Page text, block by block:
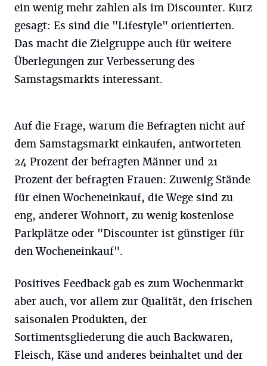
ein wenig mehr zahlen als im Discounter. Kurz
gesagt: Es sind die "Lifestyle" orientierten.
Das macht die Zielgruppe auch für weitere
Überlegungen zur Verbesserung des
Samstagsmarkts interessant.
Auf die Frage, warum die Befragten nicht auf
dem Samstagsmarkt einkaufen, antworteten
24 Prozent der befragten Männer und 21
Prozent der befragten Frauen: Zuwenig Stände
für einen Wocheneinkauf, die Wege sind zu
eng, anderer Wohnort, zu wenig kostenlose
Parkplätze oder "Discounter ist günstiger für
den Wocheneinkauf".
Positives Feedback gab es zum Wochenmarkt
aber auch, vor allem zur Qualität, den frischen
saisonalen Produkten, der
Sortimentsgliederung die auch Backwaren,
Fleisch, Käse und anderes beinhaltet und der